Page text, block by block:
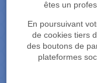
êtes un
En poursuivant
de cookies tiers
des boutons de
plateformes